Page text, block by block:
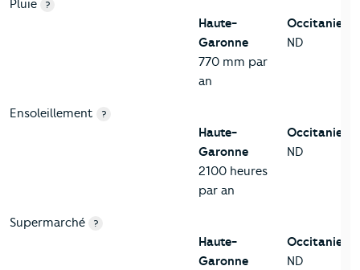
Pluie ?
Haute-
Garonne
770 mm par
an
Occitanie
ND
Ensoleillement ?
Haute-
Garonne
2100 heures
par an
Occitanie
ND
Supermarché ?
Haute-
Garonne
Occitanie
ND